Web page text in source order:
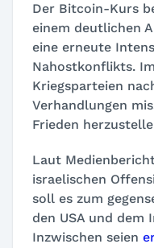
Der Bitcoin-Kurs
einem deutlichen
eine erneute
Nahostkonflikts.
Kriegsparteien
Verhandlungen
Frieden
Laut
israelischen
soll es zum
den USA und dem
Inzwischen seien